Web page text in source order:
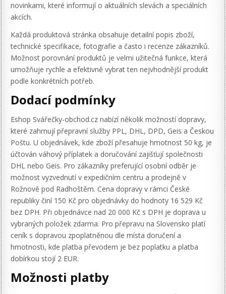
novinkami, které informují o aktuálních slevách a speciálních
akcích.
Každá produktová stránka obsahuje detailní popis zboží,
technické specifikace, fotografie a často i recenze zákazníků.
Možnost porovnání produktů je velmi užitečná funkce, která
umožňuje rychle a efektivně vybrat ten nejvhodnější produkt
podle konkrétních potřeb.
Dodací podmínky
Eshop Svářečky-obchod.cz nabízí několik možností dopravy,
které zahrnují přepravní služby PPL, DHL, DPD, Geis a Českou
Poštu. U objednávek, kde zboží přesahuje hmotnost 50 kg, je
účtován váhový příplatek a doručování zajišťují společnosti
DHL nebo Geis. Pro zákazníky preferující osobní odběr je
možnost vyzvednutí v expedičním centru a prodejně v
Rožnově pod Radhoštěm. Cena dopravy v rámci České
republiky činí 150 Kč pro objednávky do hodnoty 16 529 Kč
bez DPH. Při objednávce nad 20 000 Kč s DPH je doprava u
vybraných položek zdarma. Pro přepravu na Slovensko platí
ceník s dopravou zpoplatněnou dle místa doručení a
hmotnosti, kde platba převodem je bez poplatku a platba
dobírkou stojí 2 EUR.
Možnosti platby